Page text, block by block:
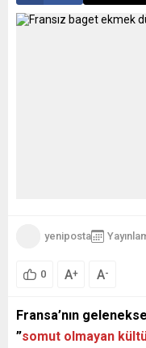
yeniposta
0 A+ A-
Fransa’nın
”somut olmayan